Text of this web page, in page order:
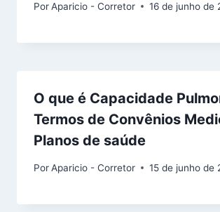
PorAparicio - Corretor 16 de junho de
O que é Capacidade
Termos de Convênios
Planos de saúde
PorAparicio - Corretor 15 de junho de